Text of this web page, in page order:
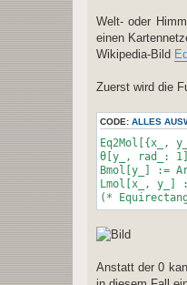
Welt- oder
einen
Wikipedia-Bild
Zuerst wird die
CODE: ALLES
Eq2Mol[{x_,
θ[y_, rad_:
Bmol[y_] :=
Lmol[x_,
(*
Anstatt der 0